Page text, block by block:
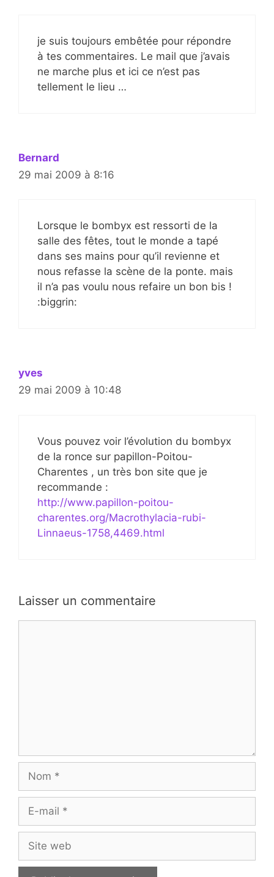
je suis toujours embêtée pour répondre
à tes commentaires. Le mail que j’avais
ne marche plus et ici ce n’est pas
tellement le lieu …
Bernard
29 mai 2009 à 8:16
Lorsque le bombyx est ressorti de la
salle des fêtes, tout le monde a tapé
dans ses mains pour qu’il revienne et
nous refasse la scène de la ponte. mais
il n’a pas voulu nous refaire un bon bis !
:biggrin:
yves
29 mai 2009 à 10:48
Vous pouvez voir l’évolution du bombyx
de la ronce sur papillon-Poitou-
Charentes , un très bon site que je
recommande :
http://www.papillon-poitou-
charentes.org/Macrothylacia-rubi-
Linnaeus-1758,4469.html
Laisser un commentaire
Nom
Site
web